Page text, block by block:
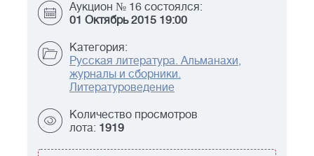
Аукцион № 16 состоялся:
01 Октябрь 2015 19:00
Категория:
Русская литература. Альманахи,
журналы и сборники.
Литературоведение
Количество просмотров
лота: 1919